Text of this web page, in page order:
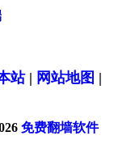
站| 网站地图 |
免费翻墙软件